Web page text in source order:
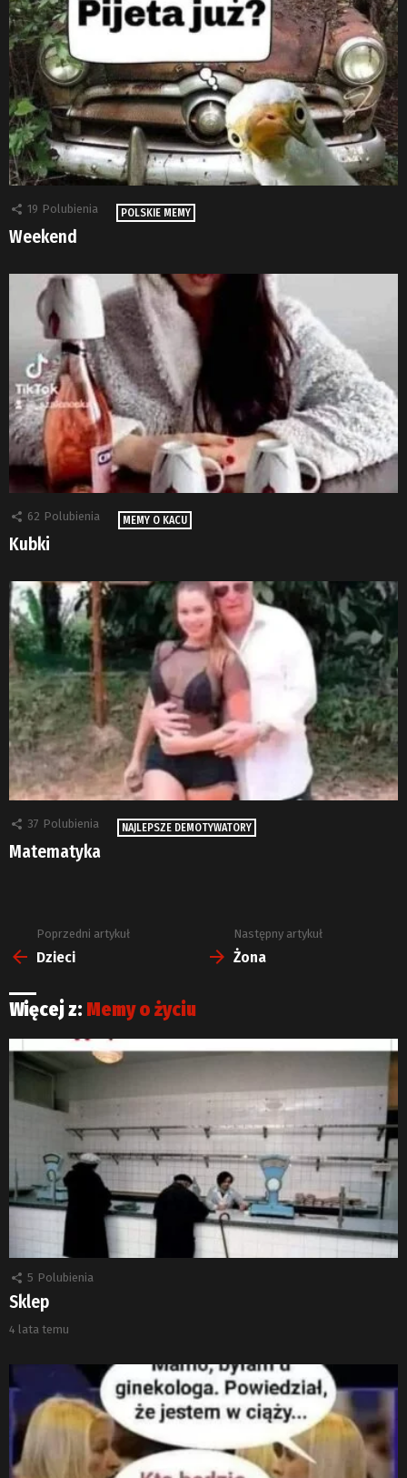
19 Polubienia POLSKIE MEMY
Weekend
62 Polubienia MEMY O KACU
Kubki
37 Polubienia NAJLEPSZE DEMOTYWATORY
Matematyka
Zobacz
więcej
Poprzedni artykuł
Dzieci
Następny artykuł
Żona
Więcej z: Memy o życiu
5 Polubienia
Sklep
4 lata temu